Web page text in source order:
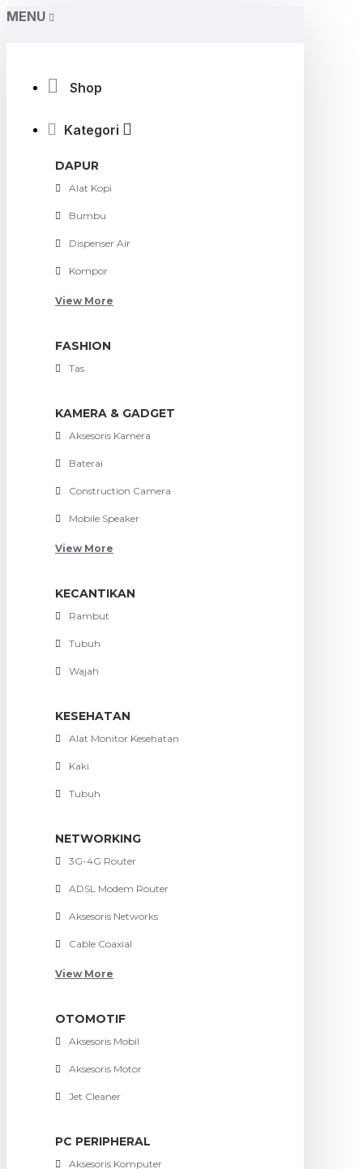
MENU
Shop
Kategori
DAPUR
Alat Kopi
Bumbu
Dispenser Air
Kompor
View More
FASHION
Tas
KAMERA & GADGET
Aksesoris Kamera
Baterai
Construction Camera
Mobile Speaker
View More
KECANTIKAN
Rambut
Tubuh
Wajah
KESEHATAN
Alat Monitor Kesehatan
Kaki
Tubuh
NETWORKING
3G-4G Router
ADSL Modem Router
Aksesoris Networks
Cable Coaxial
View More
OTOMOTIF
Aksesoris Mobil
Aksesoris Motor
Jet Cleaner
PC PERIPHERAL
Aksesoris Komputer